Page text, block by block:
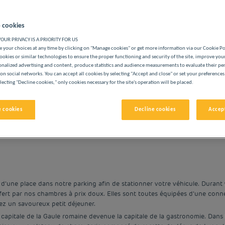
PAS CHERS PREMIÈRE CLASSE
forward to interact with the calendar and select a date.
Navigate backward to interact with the
place dans notre parking afin de stationner votre véhicule.
par nos chambres à prix doux. Elles sont toutes équipées d’une
un savoureux petit déjeuner.
de la Gaule romaine devenue la capitale de la gastronomie.
cookies
PRIVACY IS A PRIORITY FOR US
your choices at any time by clicking on "Manage cookies" or get more information via our Cookie
or similar technologies to ensure the proper functioning and security of the site, improve
advertising and content, produce statistics and audience measurements to evaluate their
social networks. You can accept all cookies by selecting "Accept and close" or set your
"Decline cookies," only cookies necessary for the site's operation will be placed.
cookies Decline cookies